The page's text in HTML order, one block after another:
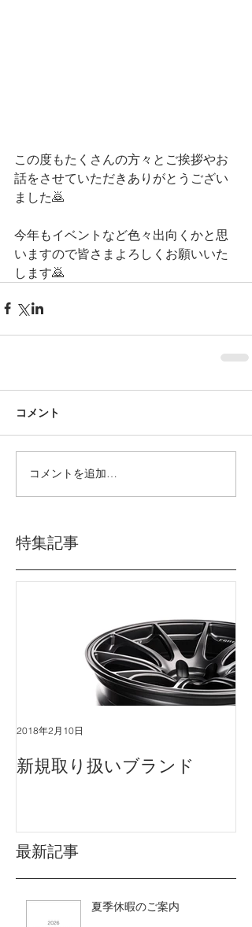
この度もたくさんの方々とご挨拶やお
話をさせていただきありがとうござい
ました🙇
今年もイベントなど色々出向くかと思
いますので皆さまよろしくお願いいた
します🙇
コメント
コメントを追加…
特集記事
新規取り扱いブランド
2018年2月10日
最新記事
夏季休暇のご案内